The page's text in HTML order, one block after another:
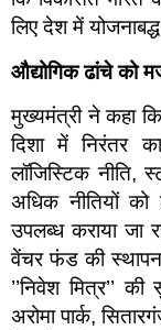
लिए देश में
औद्योगिक ढांचे को
मुख्यमंत्री ने कहा
दिशा में निरंतर
लॉजिस्टिक नीति,
अधिक नीतियों को
उपलब्ध कराया जा
वेंचर फंड की
’’निवेश मित्र’’
अरोमा पार्क,